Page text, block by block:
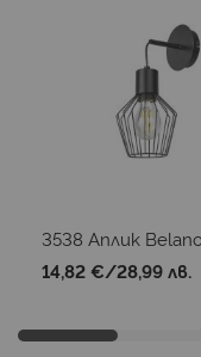
3538 Аплик
14,82 €/28,99 лв.